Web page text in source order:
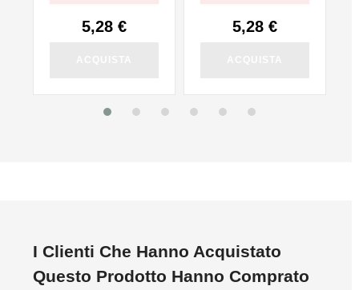
5,28 € 5,28 €
I Clienti Che Hanno Acquistato
Questo Prodotto Hanno Comprato